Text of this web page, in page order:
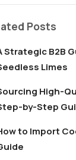
Posts
Strategic B2B
Limes
High-
by-Step
to Import